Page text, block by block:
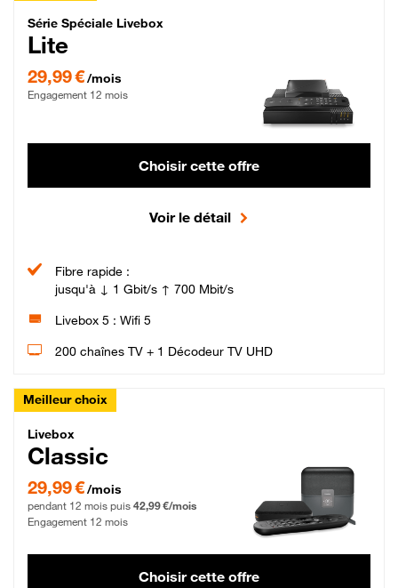
Série Spéciale Livebox Lite Fibre
Série Spéciale Livebox
Lite
29,99 €/mois
Engagement 12 mois
Choisir cette offre
Voir le détail
Fibre rapide :
jusqu'à ↓ 1 Gbit/s ↑ 700 Mbit/s
Livebox 5 : Wifi 5
200 chaînes TV + 1 Décodeur TV UHD
Meilleur choix
Livebox Classic Fibre
Livebox
Classic
29,99 € par mois pendant 12 mois puis 42,99 € par mois, Engagement 12 mois
29,99 €/mois
pendant 12 mois puis 42,99 €/mois
Engagement 12 mois
Choisir cette offre